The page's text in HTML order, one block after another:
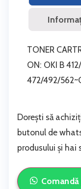
TONER
ON: OKI B
472/492/
Dorești să
butonul de
produsului și hai